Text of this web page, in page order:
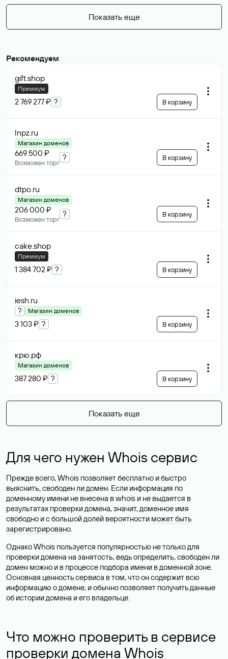
Показать еще
Рекомендуем
gift.shop
Премиум
2 769 277 ₽ ? В корзину
lnpz.ru
Магазин доменов
669 500 ₽
Возможен торг
? В корзину
dtpo.ru
Магазин доменов
206 000 ₽
Возможен торг
? В корзину
cake.shop
Премиум
1 384 702 ₽ ? В корзину
iesh.ru
? Магазин доменов
3 103 ₽ ? В корзину
крю.рф
Магазин доменов
387 280 ₽ ? В корзину
Показать еще
Для чего нужен Whois сервис
Прежде всего, Whois позволяет бесплатно и быстро
выяснить, свободен ли домен. Если информация по
доменному имени не внесена в whois и не выдается в
результатах проверки домена, значит, доменное имя
свободно и с большой долей вероятности может быть
зарегистрировано.
Однако Whois пользуется популярностью не только для
проверки домена на занятость, ведь определить, свободен ли
домен можно и в процессе подбора имени в доменной зоне.
Основная ценность сервиса в том, что он содержит всю
информацию о домене, и обычно позволяет получить данные
об истории домена и его владельце.
Что можно проверить в сервисе
проверки домена Whois